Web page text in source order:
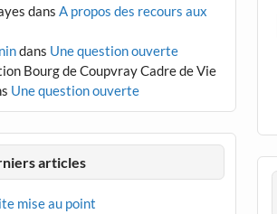
dans A propos des recours aux
dans Une question ouverte
Bourg de Coupvray Cadre de Vie
Une question ouverte
articles
mise au point